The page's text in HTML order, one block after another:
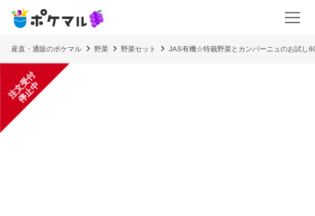
産直・通販のポケマル 野菜 野菜セット JAS有機☆特栽野菜とカンパーニュのお試し
注
文
受
付
停
止
中